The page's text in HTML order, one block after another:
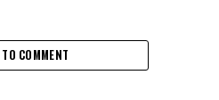
COMMENT